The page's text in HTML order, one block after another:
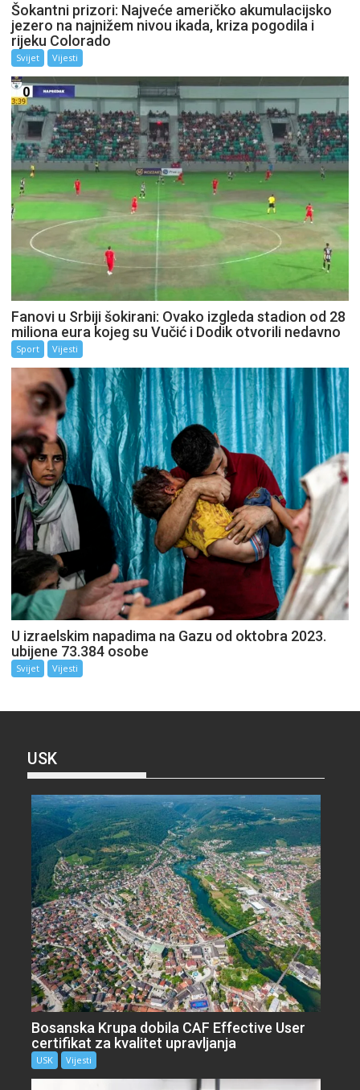
Šokantni prizori: Najveće američko akumulacijsko
jezero na najnižem nivou ikada, kriza pogodila i
rijeku Colorado
Svijet Vijesti
Fanovi u Srbiji šokirani: Ovako izgleda stadion od 28
miliona eura kojeg su Vučić i Dodik otvorili nedavno
Sport Vijesti
U izraelskim napadima na Gazu od oktobra 2023.
ubijene 73.384 osobe
Svijet Vijesti
USK
Bosanska Krupa dobila CAF Effective User
certifikat za kvalitet upravljanja
USK Vijesti